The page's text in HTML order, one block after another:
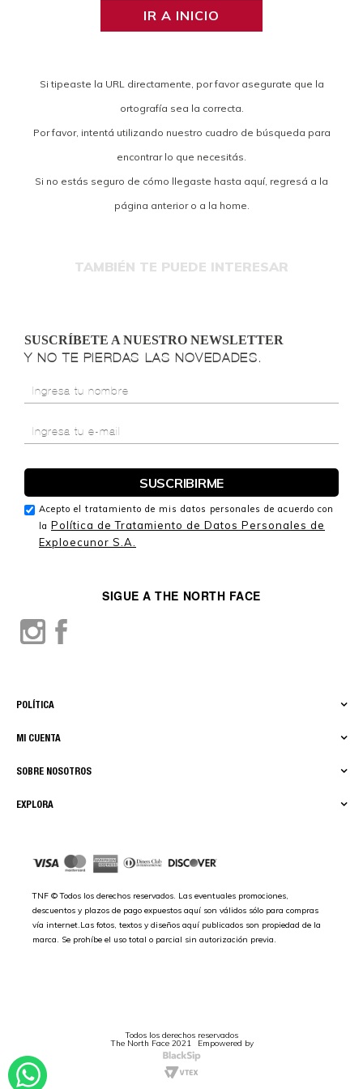
IR A INICIO
Si tipeaste la URL directamente, por favor asegurate que la
ortografía sea la correcta.
Por favor, intentá utilizando nuestro cuadro de búsqueda para
encontrar lo que necesitás.
Si no estás seguro de cómo llegaste hasta aquí, regresá a la
página anterior o a la home.
TAMBIÉN TE PUEDE INTERESAR
EXPLORA
SOBRE NOSOTROS
MI CUENTA
POLÍTICA
SIGUE A THE NORTH FACE
TNF © Todos los derechos reservados. Las eventuales promociones,
descuentos y plazos de pago expuestos aquí son válidos sólo para compras
vía internet.Las fotos, textos y diseños aquí publicados son propiedad de la
marca. Se prohíbe el uso total o parcial sin autorización previa.
SUSCRÍBETE A NUESTRO NEWSLETTER
Y NO TE PIERDAS LAS NOVEDADES.
Acepto el tratamiento de mis datos personales de acuerdo con
la Política de Tratamiento de Datos Personales de
Exploecunor S.A.
Todos los derechos reservados
The North Face 2021 Empowered by